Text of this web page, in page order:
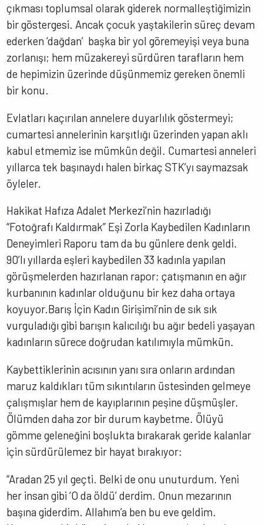
çıkması toplumsal olarak giderek normalleştiğimizin
bir göstergesi. Ancak çocuk yaştakilerin süreç devam
ederken ‘dağdan’ başka bir yol göremeyişi veya buna
zorlanışı; hem müzakereyi sürdüren tarafların hem
de hepimizin üzerinde düşünmemiz gereken önemli
bir konu.
Evlatları kaçırılan annelere duyarlılık göstermeyi;
cumartesi annelerinin karşıtlığı üzerinden yapan aklı
kabul etmemiz ise mümkün değil. Cumartesi anneleri
yıllarca tek başınaydı halen birkaç STK’yı saymazsak
öyleler.
Hakikat Hafıza Adalet Merkezi’nin hazırladığı
“Fotoğrafı Kaldırmak” Eşi Zorla Kaybedilen Kadınların
Deneyimleri Raporu tam da bu günlere denk geldi.
90’lı yıllarda eşleri kaybedilen 33 kadınla yapılan
görüşmelerden hazırlanan rapor; çatışmanın en ağır
kurbanının kadınlar olduğunu bir kez daha ortaya
koyuyor.Barış İçin Kadın Girişimi’nin de sık sık
vurguladığı gibi barışın kalıcılığı bu ağır bedeli yaşayan
kadınların sürece doğrudan katılımıyla mümkün.
Kaybettiklerinin acısının yanı sıra onların ardından
maruz kaldıkları tüm sıkıntıların üstesinden gelmeye
çalışmışlar hem de kayıplarının peşine düşmüşler.
Ölümden daha zor bir durum kaybetme. Ölüyü
gömme geleneğini boşlukta bırakarak geride kalanlar
için sürdürülemez bir hayat bırakıyor:
“Aradan 25 yıl geçti. Belki de onu unuturdum. Yeni
her insan gibi ‘O da öldü’ derdim. Onun mezarının
başına giderdim. Allahım’a ben bu eve geldim.